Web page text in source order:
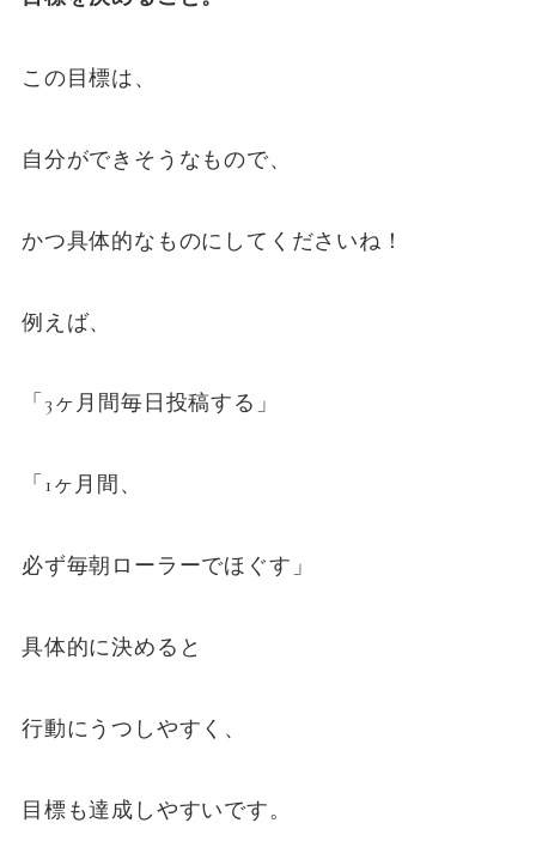
この目標は、
自分ができそうなもので、
かつ具体的なものにしてくださいね！
例えば、
「3ヶ月間毎日投稿する」
「1ヶ月間、
必ず毎朝ローラーでほぐす」
具体的に決めると
行動にうつしやすく、
目標も達成しやすいです。